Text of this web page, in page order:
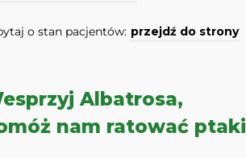
o stan pacjentów: przejdź do strony
Albatrosa,
nam ratować ptaki